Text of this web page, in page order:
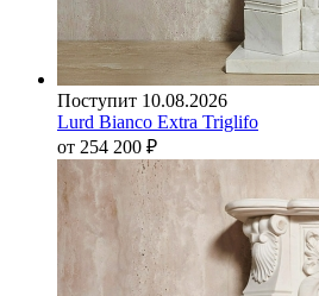
Поступит 10.08.2026
Lurd Bianco Extra Triglifo
от 254 200 ₽